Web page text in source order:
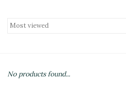
Toàn Bộ Sản Phẩm
No products found...